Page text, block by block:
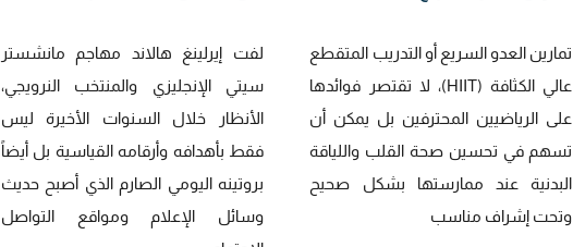
تمارين العدو السريع أو التدريب المتقطع
عالي الكثافة (HIIT)، لا تقتصر فوائدها
على الرياضيين المحترفين بل يمكن أن
تسهم في تحسين صحة القلب واللياقة
البدنية عند ممارستها بشكل صحيح
وتحت إشراف مناسب
لفت إيرلينغ هالاند مهاجم مانشستر
سيتي الإنجليزي والمنتخب النرويجي،
الأنظار خلال السنوات الأخيرة ليس
فقط بأهدافه وأرقامه القياسية بل أيضاً
بروتينه اليومي الصارم الذي أصبح حديث
وسائل الإعلام ومواقع التواصل